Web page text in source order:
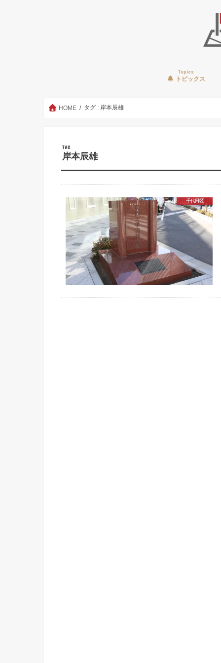
Topics
トピックス
HOME タグ : 岸本辰雄
TAG
岸本辰雄
千代田区